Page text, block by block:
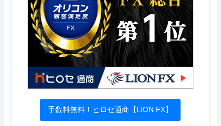
手数料無料！ヒロセ通商【LION FX】